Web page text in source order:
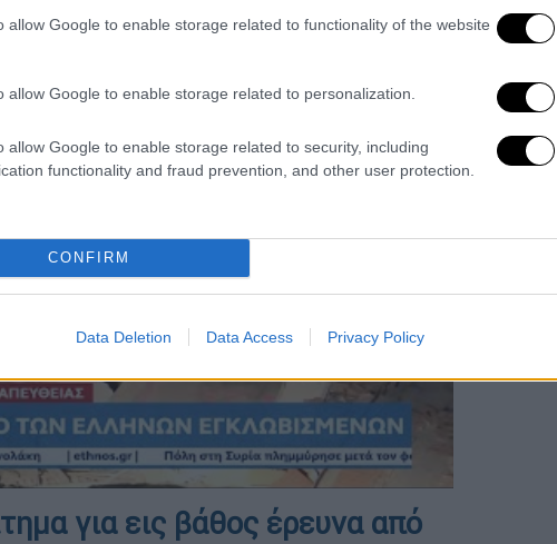
allow Google to enable storage related to functionality of the website
allow Google to enable storage related to personalization.
allow Google to enable storage related to security, including
functionality and fraud prevention, and other user protection.
CONFIRM
Data Deletion Data Access Privacy Policy
video
για εις βάθος έρευνα από